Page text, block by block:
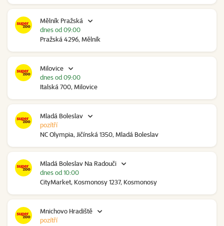
Mělník Pražská
Pražská 4296, Mělník
dnes od 09:00
Milovice
Italská 700, Milovice
dnes od 09:00
Mladá Boleslav
NC Olympia, Jičínská 1350, Mladá Boleslav
pozítří
Mladá Boleslav Na Radouči
CityMarket, Kosmonosy 1237, Kosmonosy
dnes od 10:00
Mnichovo Hradiště
pozítří